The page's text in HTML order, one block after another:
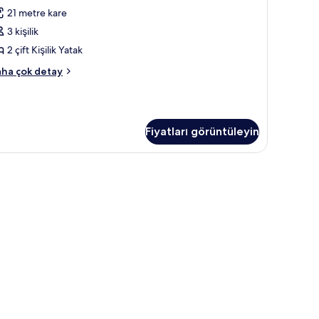
21 metre kare
3 kişilik
2 çift Kişilik Yatak
çok detay
Fiyatları görüntüleyin